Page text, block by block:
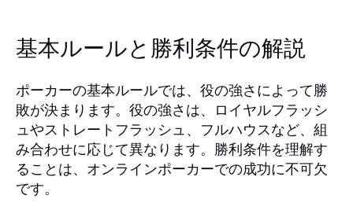
基本ルールと勝利条件の解説
ポーカーの基本ルールでは、役の強さによって勝
敗が決まります。役の強さは、ロイヤルフラッシ
ュやストレートフラッシュ、フルハウスなど、組
み合わせに応じて異なります。勝利条件を理解す
ることは、オンラインポーカーでの成功に不可欠
です。